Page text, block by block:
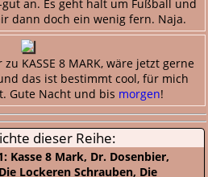
an. Es geht halt um Fußball und
dann doch ein wenig fern. Naja.
KASSE 8 MARK, wäre jetzt gerne
das ist bestimmt cool, für mich
Gute Nacht und bis morgen!
dieser Reihe: